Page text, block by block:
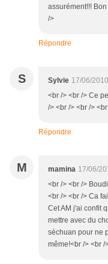
assurément!!!
/>
Répondre
S Sylvie 17/06/
<br /> <br /> Ce
/> <br /> <br />
Répondre
M mamina 17/06/
<br /> <br />
<br /> <br /> Ca
Cet AM j'ai confit
mettre avec du
séchuan pour ne
même!<br /> <br /